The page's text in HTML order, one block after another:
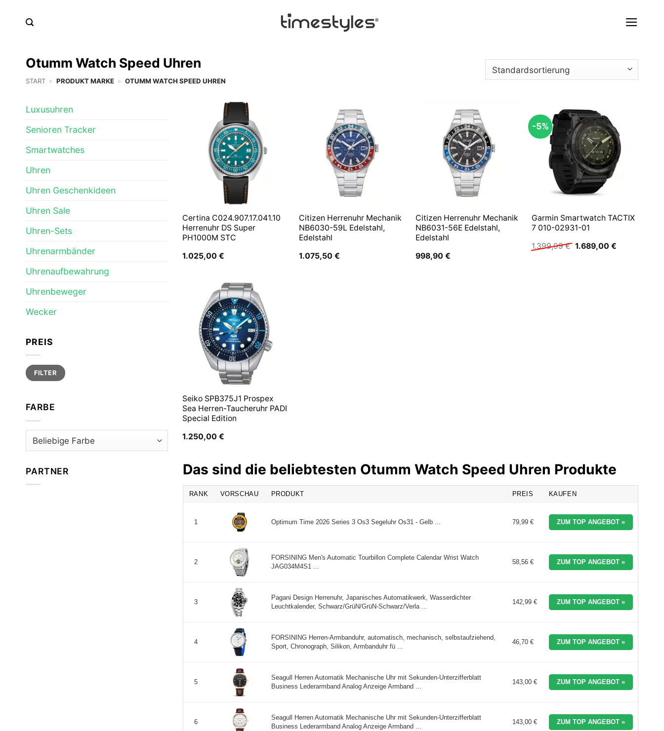
Otumm Watch Speed Uhren
START » PRODUKT MARKE » OTUMM WATCH SPEED UHREN
Luxusuhren
Senioren Tracker
Smartwatches
Uhren
Uhren Geschenkideen
Uhren Sale
Uhren-Sets
Uhrenarmbänder
Uhrenaufbewahrung
Uhrenbeweger
Wecker
PREIS
Min.
Preis
Max.
PreisFILTER
FARBE
PARTNER
Certina C024.907.17.041.10
Herrenuhr DS Super
PH1000M STC
1.025,00€
Citizen Herrenuhr Mechanik
NB6030-59L Edelstahl,
Edelstahl
1.075,50 €
Citizen Herrenuhr Mechanik
NB6031-56E Edelstahl,
Edelstahl
998,90 €
-5%
Garmin Smartwatch TACTIX
7 010-02931-01
1.399,99€ Ursprünglicher
1.689,00 €Aktueller
Seiko SPB375J1 Prospex
Sea Herren-Taucheruhr PADI
Special Edition
1.250,00€
Das sind die beliebtesten Otumm Watch Speed Uhren Produkte
RANK VORSCHAU PRODUKT PREIS KAUFEN
1 Optimum Time 2026 Series 3 Os3 Segeluhr Os31 - Gelb ... 79,99 € ZUM TOP ANGEBOT »
2
FORSINING Men's Automatic Tourbillon Complete Calendar Wrist Watch
JAG034M4S1 ...
58,56 € ZUM TOP ANGEBOT »
3
Pagani Design Herrenuhr, Japanisches Automatikwerk, Wasserdichter
Leuchtkalender, Schwarz/GrüN/GrüN-Schwarz/Verla ...
142,99 € ZUM TOP ANGEBOT »
4
FORSINING Herren-Armbanduhr, automatisch, mechanisch, selbstaufziehend,
Sport, Chronograph, Silikon, Armbanduhr fü ...
46,70 € ZUM TOP ANGEBOT »
5
Seagull Herren Automatik Mechanische Uhr mit Sekunden-Unterzifferblatt
Business Lederarmband Analog Anzeige Armband ...
143,00 € ZUM TOP ANGEBOT »
6
Seagull Herren Automatik Mechanische Uhr mit Sekunden-Unterzifferblatt
Business Lederarmband Analog Anzeige Armband ...
143,00 € ZUM TOP ANGEBOT »